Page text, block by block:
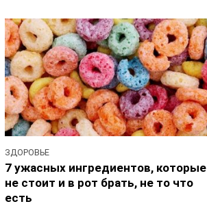
ЗДОРОВЬЕ
7 ужасных ингредиентов, которые
не стоит и в рот брать, не то что
есть